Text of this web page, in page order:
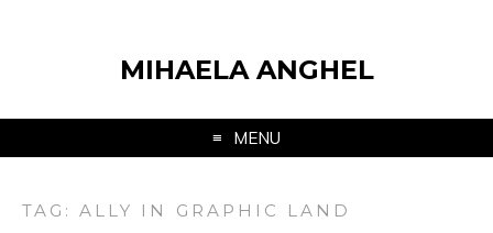
MIHAELA ANGHEL
MENU
TAG:ALLY IN GRAPHIC LAND